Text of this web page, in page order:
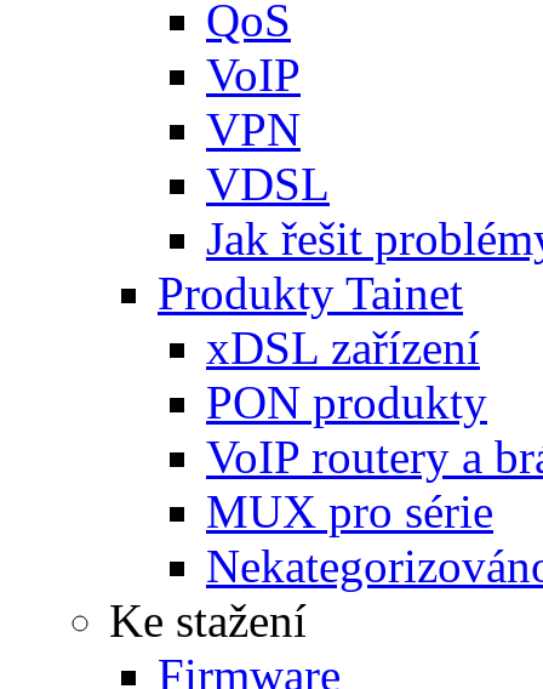
QoS
VoIP
VPN
VDSL
Jak řešit
Produkty Tainet
xDSL zařízení
PON produkty
VoIP routery a
MUX pro série
Ke stažení
Firmware